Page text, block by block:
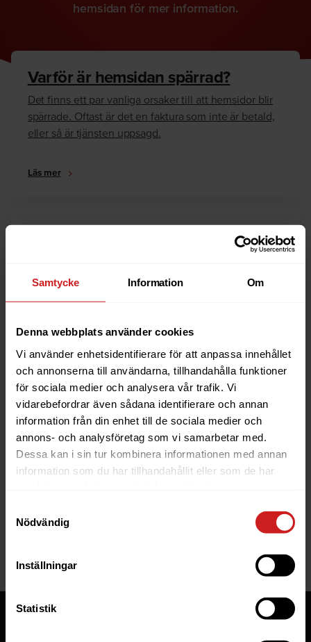
Samtycke Information Om
Denna webbplats använder cookies
Vi använder enhetsidentifierare för att anpassa innehållet
och annonserna till användarna, tillhandahålla funktioner
för sociala medier och analysera vår trafik. Vi
vidarebefordrar även sådana identifierare och annan
information från din enhet till de sociala medier och
annons- och analysföretag som vi samarbetar med.
Dessa kan i sin tur kombinera informationen med annan
information som du har tillhandahållit eller som de har
Nödvändig
Inställningar
Statistik
hemsidan för mer information.
Varför är hemsidan spärrad?
Det finns ett par vanliga orsaker till att hemsidor blir
spärrade. Oftast är det en faktura som inte är betald,
eller så är tjänsten uppsagd.
Läs mer
Är du ägare till hemsidan eller domännamnet så har
anledningarna till varför en hemsida är spärrad.
Läs mer
The website you were trying to
reach has been suspended
If you are the owner of this website or domain please
read
website to be suspended.